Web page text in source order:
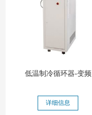
低温制冷循环器-变频
详细信息